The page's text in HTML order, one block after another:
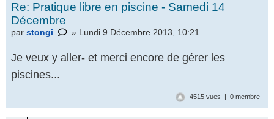
Re: Pratique libre en piscine - Samedi 14
Décembre
par stongi » Lundi 9 Décembre 2013, 10:21
Je veux y aller- et merci encore de gérer les
piscines...
4515 vues | 0 membre